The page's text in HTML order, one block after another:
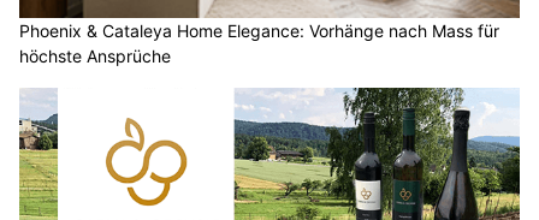
Phoenix & Cataleya Home Elegance: Vorhänge nach Mass für
höchste Ansprüche